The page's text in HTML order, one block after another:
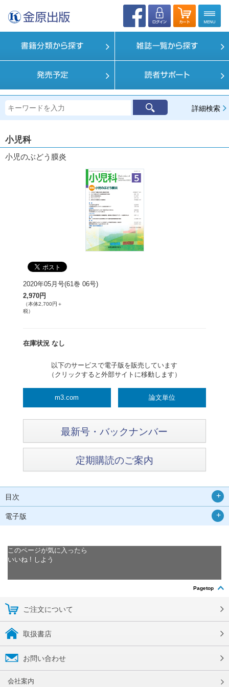
詳細検索
小児科
小児のぶどう膜炎
2020年05月号(61巻 06号)
2,970円
（本体2,700円＋
税）
在庫状況 なし
以下のサービスで電子版を販売しています
（クリックすると外部サイトに移動します）
m3.com 論文単位
最新号・バックナンバー
定期購読のご案内
目次
電子版
このページが気に入ったら
いいね ! しよう
Pagetop
ご注文について
取扱書店
お問い合わせ
会社案内